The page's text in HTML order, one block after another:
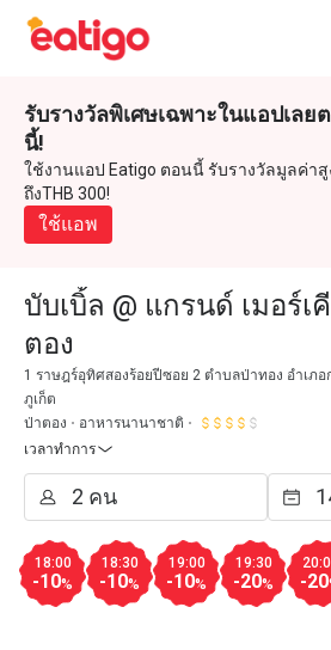
รับรางวัลพิเศษเฉพาะในแอปเลย
นี้!
ใช้งานแอป Eatigo ตอนนี้ รับรางวัลมูลค่าสู
ถึงTHB 300!
ใช้แอพ
บับเบิ้ล @ แกรนด์ เมอร์เ
ตอง
1 ราษฎร์อุทิศสองร้อยปีซอย 2 ตำบลป่าทอง อำเภอ
ภูเก็ต
ป่าตอง
อาหารนานาชาติ
เวลาทำการ
18:00
-10%
18:30
-10%
19:00
-10%
19:30
-20% -20